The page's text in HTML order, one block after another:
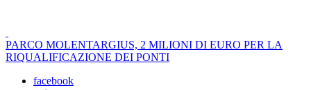
PARCO MOLENTARGIUS, 2 MILIONI DI EURO PER LA
RIQUALIFICAZIONE DEI PONTI
facebook